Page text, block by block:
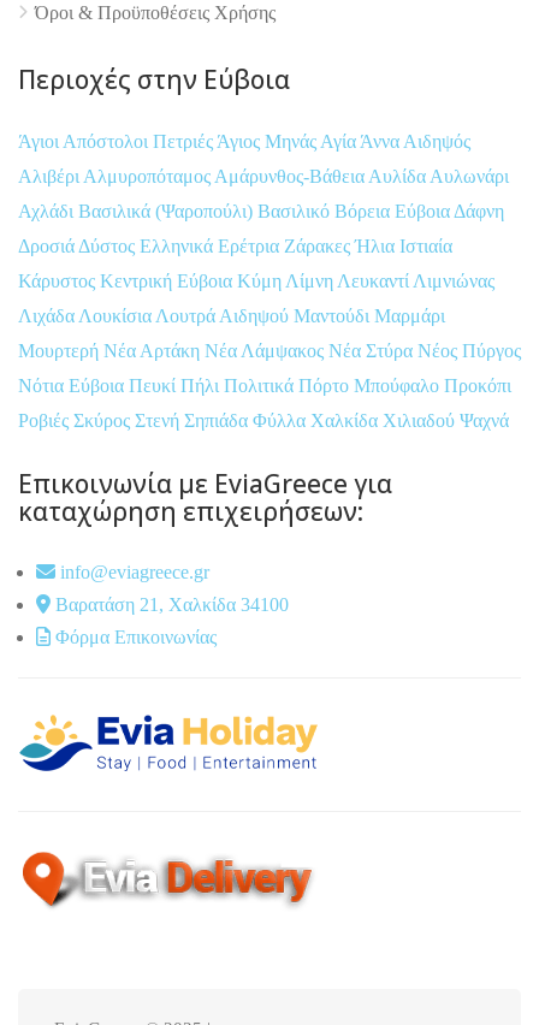
Όροι & Προϋποθέσεις Xρήσης
Περιοχές στην Εύβοια
Άγιοι Απόστολοι Πετριές Άγιος Μηνάς Αγία Άννα Αιδηψός
Αλιβέρι Αλμυροπόταμος Αμάρυνθος-Βάθεια Αυλίδα Αυλωνάρι
Αχλάδι Βασιλικά (Ψαροπούλι) Βασιλικό Βόρεια Εύβοια Δάφνη
Δροσιά Δύστος Ελληνικά Ερέτρια ΖάρακεςΉλια Ιστιαία
Κάρυστος Κεντρική Εύβοια Κύμη Λίμνη Λευκαντί Λιμνιώνας
Λιχάδα Λουκίσια Λουτρά Αιδηψού Μαντούδι Μαρμάρι
Μουρτερή Νέα Αρτάκη Νέα Λάμψακος Νέα Στύρα Νέος Πύργος
Νότια Εύβοια Πευκί Πήλι Πολιτικά Πόρτο Μπούφαλο Προκόπι
Ροβιές Σκύρος Στενή Σηπιάδα Φύλλα Χαλκίδα Χιλιαδού Ψαχνά
Επικοινωνία με EviaGreece για
καταχώρηση επιχειρήσεων:
info@eviagreece.gr
Βαρατάση 21, Χαλκίδα 34100
Φόρμα Επικοινωνίας